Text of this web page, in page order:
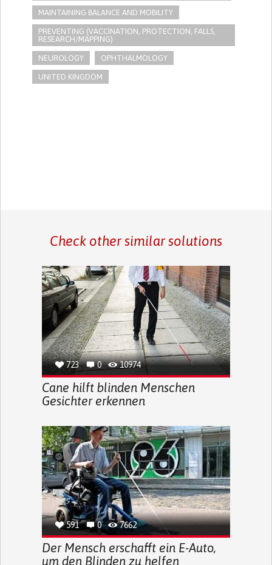
MAINTAINING BALANCE AND MOBILITY
PREVENTING (VACCINATION, PROTECTION, FALLS,
RESEARCH/MAPPING)
NEUROLOGY OPHTHALMOLOGY
UNITED KINGDOM
Check other similar solutions
723 0 10974
Cane hilft blinden Menschen
Gesichter erkennen
591 0 7662
Der Mensch erschafft ein E-Auto,
um den Blinden zu helfen